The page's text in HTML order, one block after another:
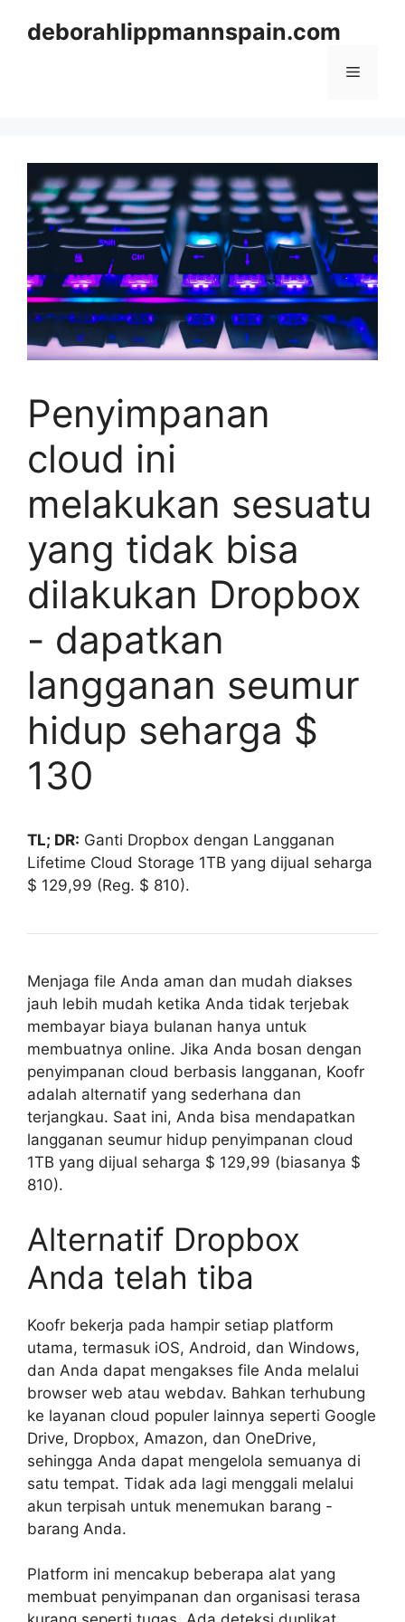
deborahlippmannspain.com
Menu
Penyimpanan
cloud ini
melakukan sesuatu
yang tidak bisa
dilakukan Dropbox
- dapatkan
langganan seumur
hidup seharga $
130
TL; DR: Ganti Dropbox dengan Langganan
Lifetime Cloud Storage 1TB yang dijual seharga
$ 129,99 (Reg. $ 810).
Menjaga file Anda aman dan mudah diakses
jauh lebih mudah ketika Anda tidak terjebak
membayar biaya bulanan hanya untuk
membuatnya online. Jika Anda bosan dengan
penyimpanan cloud berbasis langganan, Koofr
adalah alternatif yang sederhana dan
terjangkau. Saat ini, Anda bisa mendapatkan
langganan seumur hidup penyimpanan cloud
1TB yang dijual seharga $ 129,99 (biasanya $
810).
Alternatif Dropbox
Anda telah tiba
Koofr bekerja pada hampir setiap platform
utama, termasuk iOS, Android, dan Windows,
dan Anda dapat mengakses file Anda melalui
browser web atau webdav. Bahkan terhubung
ke layanan cloud populer lainnya seperti Google
Drive, Dropbox, Amazon, dan OneDrive,
sehingga Anda dapat mengelola semuanya di
satu tempat. Tidak ada lagi menggali melalui
akun terpisah untuk menemukan barang -
barang Anda.
Platform ini mencakup beberapa alat yang
membuat penyimpanan dan organisasi terasa